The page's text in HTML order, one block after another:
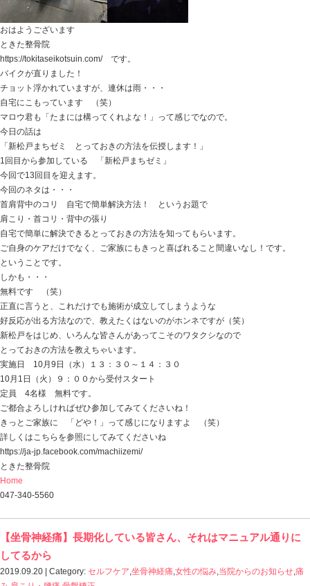
ってイメージをお持ちだと思います。
それは間違いではありませんが、
せっかくの良いところを消してしまうことも大いにある
知っていただけたらと思います。
最初の方に書いた簡単にカラダを柔らかくする方法があ
でも、チョット気になりませんか？ （笑）
ヒントは筋肉・関節に対してアプローチしていくのでは
○○の使い方だけで
ストレッチをしても柔らかくならなかったカラダが
一瞬で変わってしまう！
股関節でも、ハムストリングでも、腰でも、どこのパー
○○の使い方だけです！
「今の状態だとこういったプレーが下手だから・・・」
「ここがこれくらい柔らかくなると・・・！」
「こんなプレーができるようになるから・・・！」
という明確な目的があるのでしたら
その時は是非聞いてみてくださいね！
しっかり教えたいと思ってます。
スゴク簡単で、その場で柔らかくなってきますよ （笑
ときた整骨院
Home
047-340-5560
【どんな姿勢でも痛む腰痛】その正体とは・
2019.09.24 | Category:坐骨神経痛,女性の悩み,当院から
腰痛,骨盤矯正